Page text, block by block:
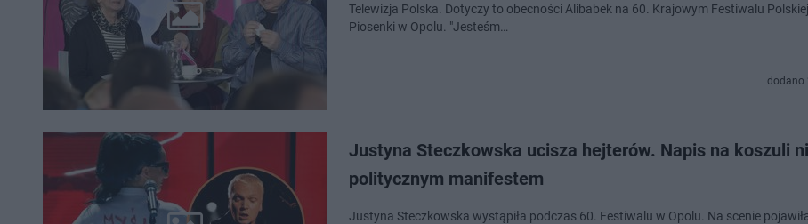
Telewizja Polska. Dotyczy to obecności Alibabek na 60. Krajowym Festiwalu Polskiej
Piosenki w Opolu. "Jesteśm…
dodano
Justyna Steczkowska ucisza hejterów. Napis na koszuli
politycznym manifestem
Justyna Steczkowska wystąpiła podczas 60. Festiwalu w Opolu. Na scenie